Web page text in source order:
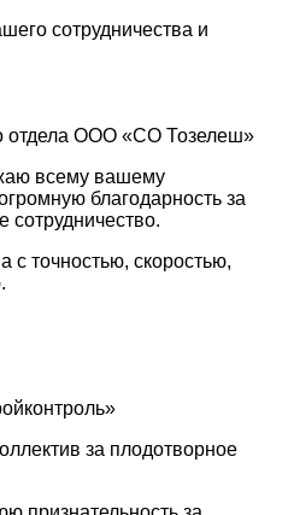
сотрудничества и
отдела ООО «СО Тозелеш»
всему вашему
благодарность за
сотрудничество.
с точностью, скоростью,
за плодотворное